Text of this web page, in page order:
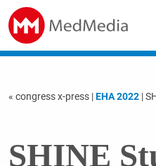
« congress x-press |EHA 2022|
SHINE